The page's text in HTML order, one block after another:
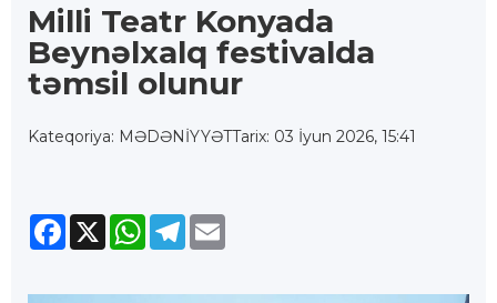
Milli Teatr Konyada
Beynəlxalq festivalda
təmsil olunur
Kateqoriya: MƏDƏNİYYƏTTarix: 03 İyun 2026, 15:41
Facebook
X WhatsApp
Telegram